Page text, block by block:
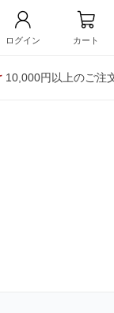
ログイン カート
10,000円以上のご注